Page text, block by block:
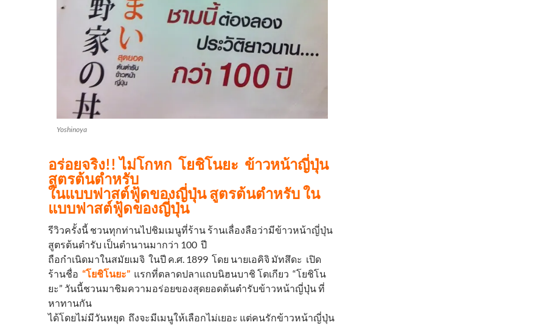
Yoshinoya
อร่อยจริง!! ไม่โกหก โยชิโนยะ ข้าวหน้าญี่ปุ่น
สูตรต้นตำหรับ
ในแบบฟาสต์ฟู้ดของญี่ปุ่นสูตรต้นตำหรับ ใน
แบบฟาสต์ฟู้ดของญี่ปุ่น
รีวิวครั้งนี้ ชวนทุกท่านไปชิมเมนูที่ร้าน ร้านเลื่องลือว่ามีข้าวหน้าญี่ปุ่น
สูตรต้นตำรับ เป็นตำนานมากว่า 100 ปี
ถือกำเนิดมาในสมัยเมจิ ในปี ค.ศ. 1899 โดย นายเอคิจิ มัทสึดะ เปิด
ร้านชื่อ “โยชิโนยะ” แรกที่ตลาดปลาแถบนิฮนบาชิ โตเกียว “โยชิโน
ยะ” วันนี้ชวนมาชิมความอร่อยของสุดยอดต้นตำรับข้าวหน้าญี่ปุ่น ที่
หาทานกัน
ได้โดยไม่มีวันหยุด ถึงจะมีเมนูให้เลือกไม่เยอะ แต่คนรักข้าวหน้าญี่ปุ่น